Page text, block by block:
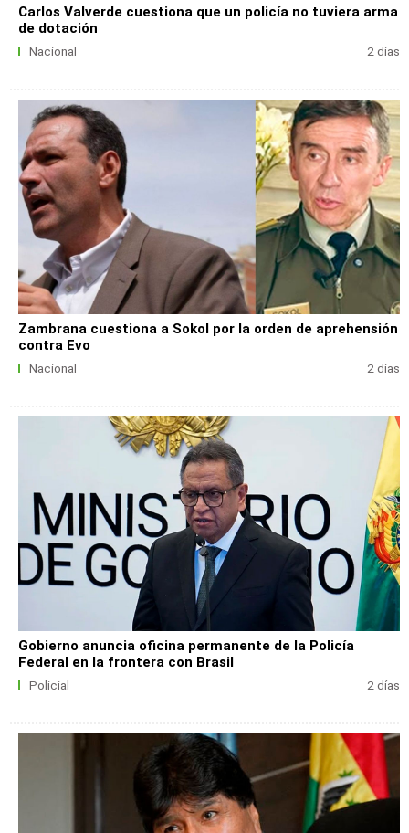
Carlos Valverde cuestiona que un policía no tuviera arma
de dotación
Nacional 2 días
Zambrana cuestiona a Sokol por la orden de aprehensión
contra Evo
Nacional 2 días
Gobierno anuncia oficina permanente de la Policía
Federal en la frontera con Brasil
Policial 2 días